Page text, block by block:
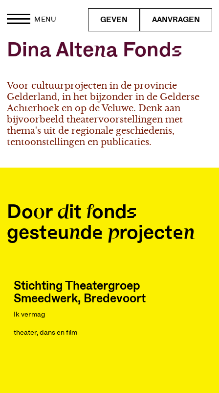
GEVEN AANVRAGEN
MENU
Dina Altena Fonds
Voor cultuurprojecten in de provincie
Gelderland, in het bijzonder in de Gelderse
Achterhoek en op de Veluwe. Denk aan
bijvoorbeeld theatervoorstellingen met
thema's uit de regionale geschiedenis,
tentoonstellingen en publicaties.
Door dit fonds
gesteunde projecten
Stichting Theatergroep
Smeedwerk, Bredevoort
Ik vermag
theater, dans en film